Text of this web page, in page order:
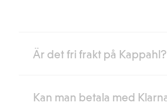
Är det fri frakt på Kappahl?
Är du medlem i Kappahl Club har
Kan man betala med